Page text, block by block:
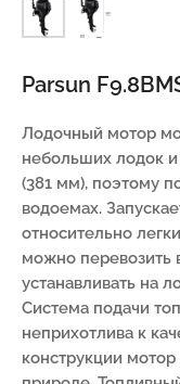
Parsun
Лодочный мотор
небольших лодок
(381 мм), поэтому
водоемах.
относительно
можно перевозить
устанавливать на
Система подачи
неприхотлива к
конструкции